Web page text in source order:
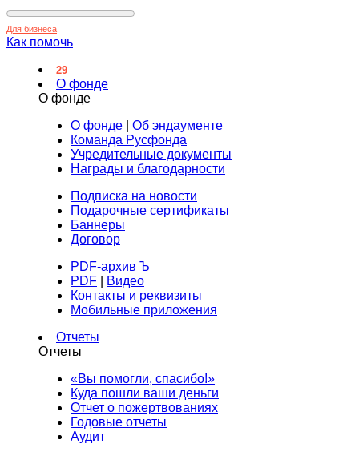
Для бизнеса
Как помочь
29
О фонде
О фонде
О фонде
Об эндаументе
Команда Русфонда
Учредительные документы
Награды и благодарности
Подписка на новости
Подарочные сертификаты
Баннеры
Договор
PDF-архив Ъ
PDF
Видео
Контакты и реквизиты
Мобильные приложения
Отчеты
Отчеты
«Вы помогли, спасибо!»
Куда пошли ваши деньги
Отчет о пожертвованиях
Годовые отчеты
Аудит